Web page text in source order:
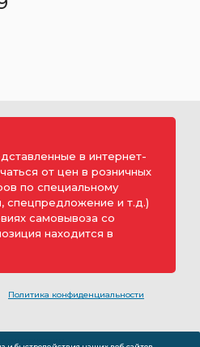
в интернет-
от цен в розничных
по специальному
спецпредложение и т.д.)
самовывоза со
находится в
Политика конфиденциальности